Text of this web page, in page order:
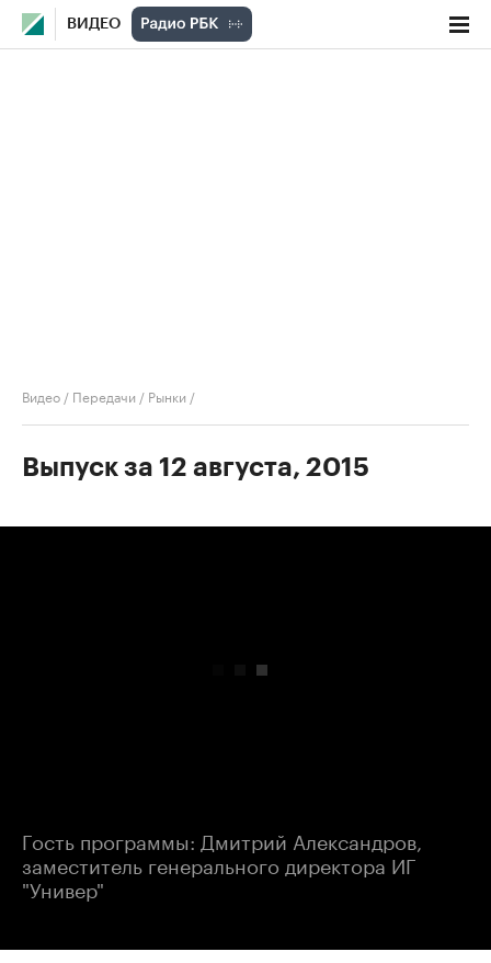
ВИДЕО
Видео / Передачи / Рынки /
Выпуск за 12 августа, 2015
Гость программы: Дмитрий Александров,
заместитель генерального директора ИГ
"Универ"